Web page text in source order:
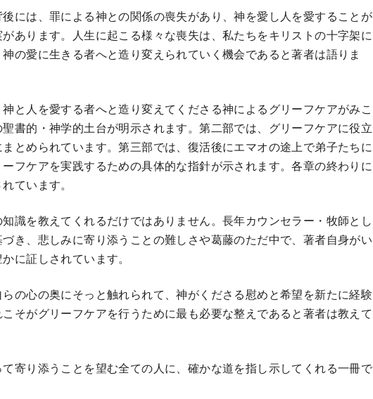
には、罪による神との関係の喪失があり、神を愛し人を愛することが
あります。人生に起こる様々な喪失は、私たちをキリストの十字架に
の愛に生きる者へと造り変えられていく機会であると著者は語りま
と人を愛する者へと造り変えてくださる神によるグリーフケアがみこ
書的・神学的土台が明示されます。第二部では、グリーフケアに役立
とめられています。第三部では、復活後にエマオの途上で弟子たちに
フケアを実践するための具体的な指針が示されます。各章の終わりに
ています。
識を教えてくれるだけではありません。長年カウンセラー・牧師とし
き、悲しみに寄り添うことの難しさや葛藤のただ中で、著者自身がい
に証しされています。
の心の奥にそっと触れられて、神がくださる慰めと希望を新たに経験
そがグリーフケアを行うために最も必要な整えであると著者は教えて
寄り添うことを望む全ての人に、確かな道を指し示してくれる一冊で